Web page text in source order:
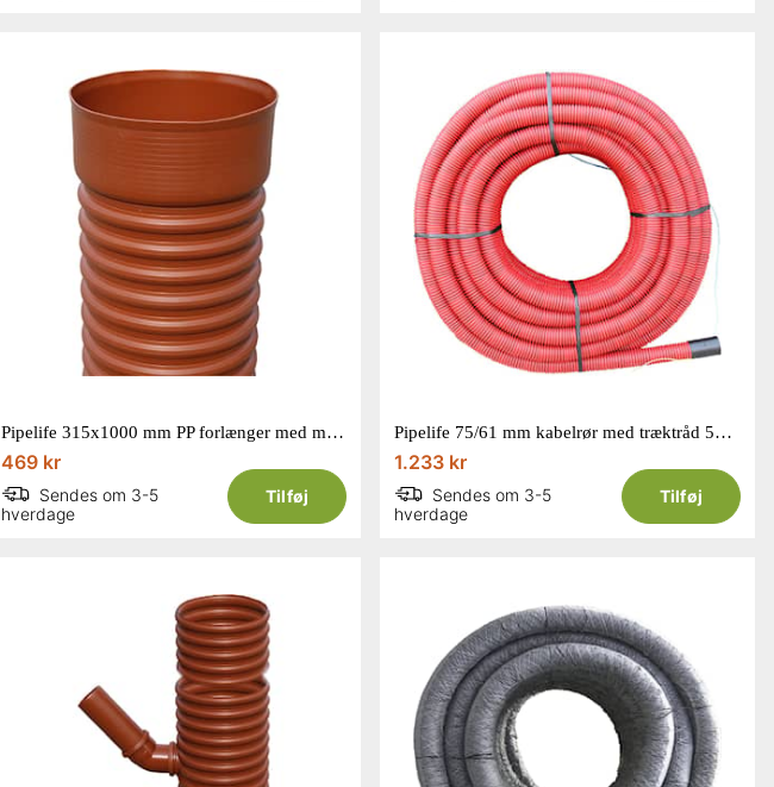
Pipelife 315x1000 mm PP forlænger med muffe til opføringsrør
469 kr
Sendes om 3-5
hverdage
Tilføj
Pipelife 75/61 mm kabelrør med træktråd 50 m
1.233 kr
Sendes om 3-5
hverdage
Tilføj